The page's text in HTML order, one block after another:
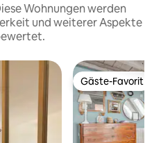
Wohnungen werden
und weiterer Aspekte
Gäste-Favorit
Gäste-Favorit